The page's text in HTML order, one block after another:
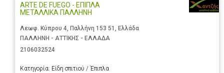
ARTE DE FUEGO - ΕΠΙΠΛΑ
ΜΕΤΑΛΛΙΚΑ ΠΑΛΛΗΝΗ
Λεωφ. Κύπρου 4, Παλλήνη 153 51, Ελλάδα
ΠΑΛΛΗΝΗ - ΑΤΤΙΚΗΣ - ΕΛΛΑΔΑ
2106032524
Κατηγορία: Είδη σπιτιού / Έπιπλα